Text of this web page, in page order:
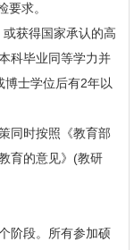
求。
获得国家承认的高
科毕业同等学力并
博士学位后有2年以
同时按照《教育部
育的意见》(教研
阶段。所有参加硕